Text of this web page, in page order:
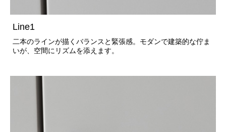
Line1
二本のラインが描くバランスと緊張感。モダンで建築的な佇ま
いが、空間にリズムを添えます。